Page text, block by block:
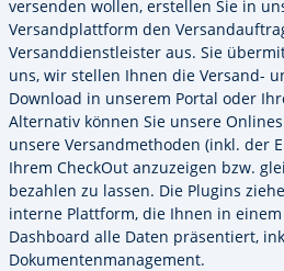
versenden wollen, erstellen Sie in
Versandplattform den
Versanddienstleister aus. Sie
uns, wir stellen Ihnen die Versand-
Download in unserem Portal oder
Alternativ können Sie unsere
unsere Versandmethoden (inkl. der
Ihrem CheckOut anzuzeigen bzw.
bezahlen zu lassen. Die Plugins
interne Plattform, die Ihnen in
Dashboard alle Daten präsentiert,
Dokumentenmanagement.